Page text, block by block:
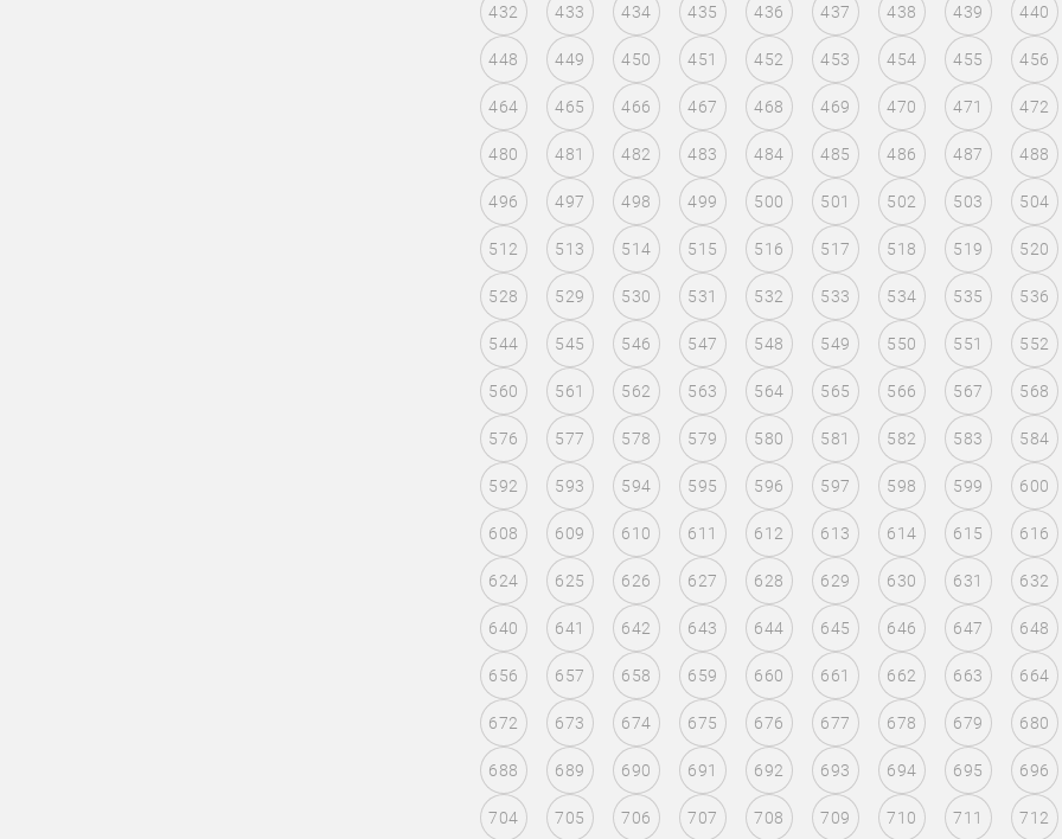
432 433 434 435 436 437 438 439 440
448 449 450 451 452 453 454 455 456
464 465 466 467 468 469 470 471 472
480 481 482 483 484 485 486 487 488
496 497 498 499 500 501 502 503 504
512 513 514 515 516 517 518 519 520
528 529 530 531 532 533 534 535 536
544 545 546 547 548 549 550 551 552
560 561 562 563 564 565 566 567 568
576 577 578 579 580 581 582 583 584
592 593 594 595 596 597 598 599 600
608 609 610 611 612 613 614 615 616
624 625 626 627 628 629 630 631 632
640 641 642 643 644 645 646 647 648
656 657 658 659 660 661 662 663 664
672 673 674 675 676 677 678 679 680
688 689 690 691 692 693 694 695 696
704 705 706 707 708 709 710 711 712